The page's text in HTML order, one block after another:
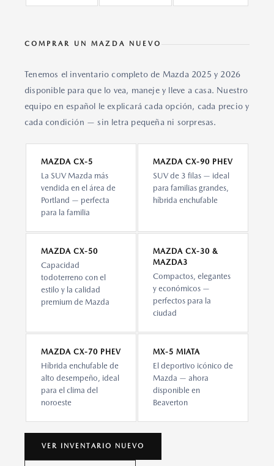
COMPRAR UN MAZDA NUEVO
Tenemos el inventario completo de Mazda 2025 y 2026
disponible para que lo vea, maneje y lleve a casa. Nuestro
equipo en español le explicará cada opción, cada precio y
cada condición — sin letra pequeña ni sorpresas.
MAZDA CX-5
La SUV Mazda más
vendida en el área de
Portland — perfecta
para la familia
MAZDA CX-90 PHEV
SUV de 3 filas — ideal
para familias grandes,
híbrida enchufable
MAZDA CX-50
Capacidad
todoterreno con el
estilo y la calidad
premium de Mazda
MAZDA CX-30 &
MAZDA3
Compactos, elegantes
y económicos —
perfectos para la
ciudad
MAZDA CX-70 PHEV
Híbrida enchufable de
alto desempeño, ideal
para el clima del
noroeste
MX-5 MIATA
El deportivo icónico de
Mazda — ahora
disponible en
Beaverton
VER INVENTARIO NUEVO